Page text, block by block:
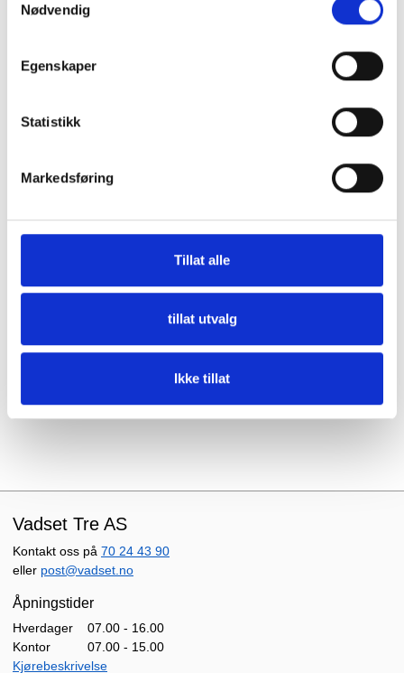
Nødvendig
Egenskaper
Statistikk
Markedsføring
Tillat alle
tillat utvalg
Ikke tillat
Malt kvit NCS S-0502-Y, halvblank finish
1316-SN
Les mer om å handle med oss.
Bestillingvare
Produktet kan lages i mange forskjellige utførelser, men vi
har ikke mulighet til å lagerføre alt. Vi gir gjerne tilbud på
Spesialtilpasningav profil, egendefinert farge, tilpassede
lengder og annet kan vi oftest løse.
Ta gjerne kontakt for mer informasjon og tilbud.
Vadset Tre AS
Kontakt oss på 70 24 43 90
eller post@vadset.no
Åpningstider
Hverdager
Kontor
07.00 - 16.00
07.00 - 15.00
Kjørebeskrivelse